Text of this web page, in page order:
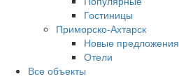
Гостиницы
Приморско-Ахтарск
Новые предложения
Отели
Все объекты